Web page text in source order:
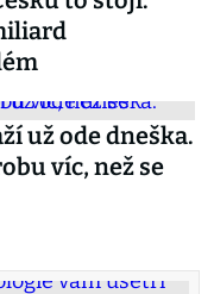
už ode dneška.
víc, než se